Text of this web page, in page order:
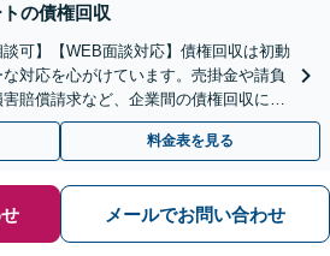
の債権回収
談可】【WEB面談対応】債権回収は初動
対応を心がけています。売掛金や請負
賠償請求など、企業間の債権回収に幅
未払いもご相談ください」
料金表を見る
メールでお問い合わせ